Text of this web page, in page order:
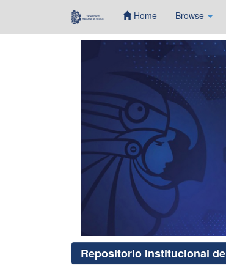
Home Browse
Repositorio Institucional